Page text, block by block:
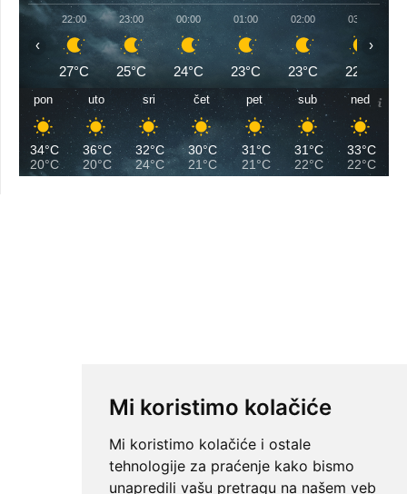
Mi koristimo kolačiće
Mi koristimo kolačiće i ostale
tehnologije za praćenje kako bismo
unapredili vašu pretragu na našem veb
22:00
27°C
23:00
25°C
00:00
24°C
01:00
23°C
02:00
23°C
03:00
22°C
‹ ›
pon
34°C
20°C
uto
36°C
20°C
sri
32°C
24°C
čet
30°C
21°C
pet
31°C
21°C
sub
31°C
22°C
ned
33°C
22°C